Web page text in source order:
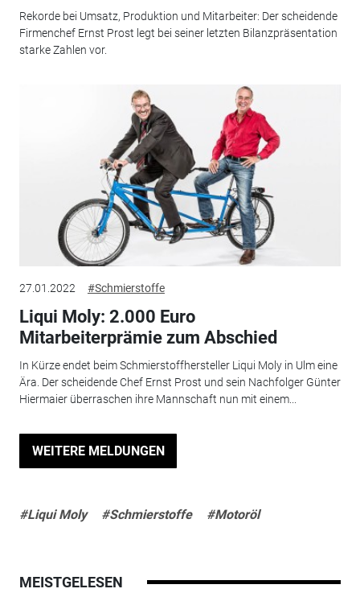
Rekorde bei Umsatz, Produktion und Mitarbeiter: Der scheidende
Firmenchef Ernst Prost legt bei seiner letzten Bilanzpräsentation
starke Zahlen vor.
27.01.2022 #Schmierstoffe
Liqui Moly: 2.000 Euro
Mitarbeiterprämie zum Abschied
In Kürze endet beim Schmierstoffhersteller Liqui Moly in Ulm eine
Ära. Der scheidende Chef Ernst Prost und sein Nachfolger Günter
Hiermaier überraschen ihre Mannschaft nun mit einem...
WEITERE MELDUNGEN
#Liqui Moly #Schmierstoffe #Motoröl
MEISTGELESEN